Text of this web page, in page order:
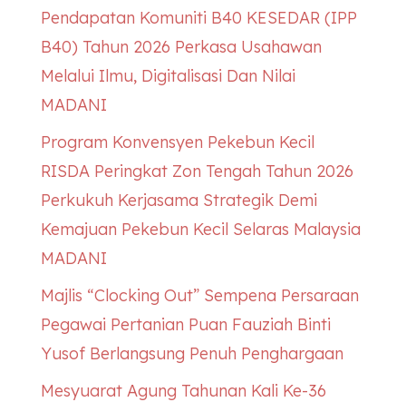
Pendapatan Komuniti B40 KESEDAR(IPP
B40) Tahun 2026 Perkasa Usahawan
Melalui Ilmu, Digitalisasi Dan Nilai
MADANI
Program Konvensyen Pekebun Kecil
RISDA Peringkat Zon Tengah Tahun 2026
Perkukuh Kerjasama Strategik Demi
Kemajuan Pekebun Kecil Selaras Malaysia
MADANI
Majlis “Clocking Out” Sempena Persaraan
Pegawai Pertanian Puan Fauziah Binti
Yusof Berlangsung Penuh Penghargaan
Mesyuarat Agung Tahunan Kali Ke-36